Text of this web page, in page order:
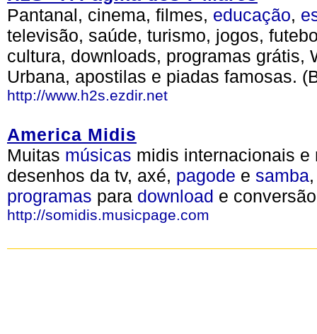
Pantanal, cinema, filmes, educação,
televisão, saúde, turismo, jogos,
cultura, downloads, programas grátis,
Urbana, apostilas e piadas famosas.
http://www.h2s.ezdir.net
America Midis
Muitas músicas midis internacionais
desenhos da tv, axé, pagode e samba
programas para download e
http://somidis.musicpage.com